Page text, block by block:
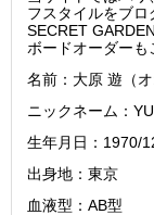
フスタイルをブ
SECRET
ボードオーダーも
名前：大原 遊（オ
ニックネーム：
生年月日：1970/
出身地：東京
血液型：AB型